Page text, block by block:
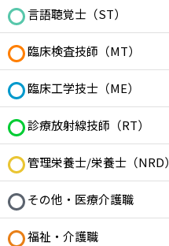
言語聴覚士（ST）
臨床検査技師（MT）
臨床工学技士（ME）
診療放射線技師（RT）
管理栄養士/栄養士（NRD）
その他・医療介護職
福祉・介護職